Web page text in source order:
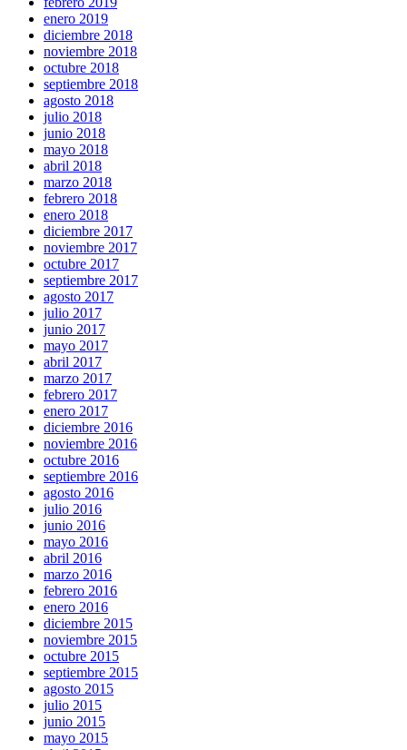
enero 2019
diciembre 2018
noviembre 2018
octubre 2018
septiembre 2018
agosto 2018
julio 2018
junio 2018
mayo 2018
abril 2018
marzo 2018
febrero 2018
enero 2018
diciembre 2017
noviembre 2017
octubre 2017
septiembre 2017
agosto 2017
julio 2017
junio 2017
mayo 2017
abril 2017
marzo 2017
febrero 2017
enero 2017
diciembre 2016
noviembre 2016
octubre 2016
septiembre 2016
agosto 2016
julio 2016
junio 2016
mayo 2016
abril 2016
marzo 2016
febrero 2016
enero 2016
diciembre 2015
noviembre 2015
octubre 2015
septiembre 2015
agosto 2015
julio 2015
junio 2015
mayo 2015